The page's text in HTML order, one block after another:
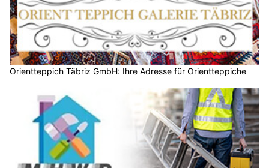
Orientteppich Täbriz GmbH: Ihre Adresse für Orientteppiche